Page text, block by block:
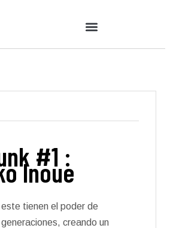
#1 :
Inoue
este tienen el poder de
creando un